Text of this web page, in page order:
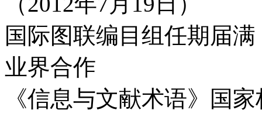
国际图联编目组任期届
业界合作
《信息与文献术语》国